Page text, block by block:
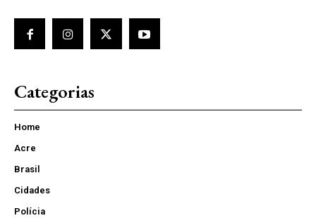
Categorias
Home
Acre
Brasil
Cidades
Polícia